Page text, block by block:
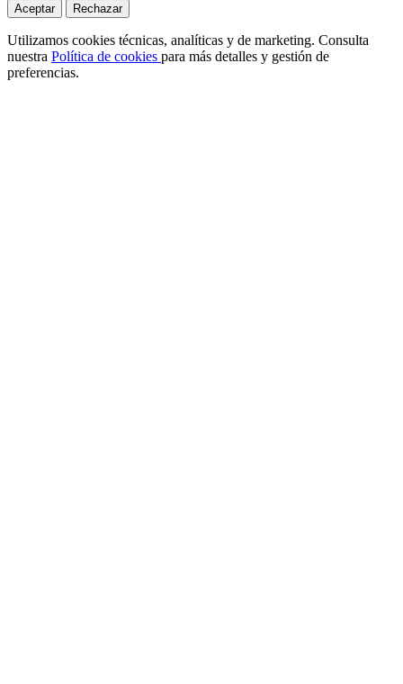
Aceptar
Rechazar
Utilizamos cookies técnicas, analíticas y de marketing. Consulta
nuestra Política de cookies para más detalles y gestión de
preferencias.